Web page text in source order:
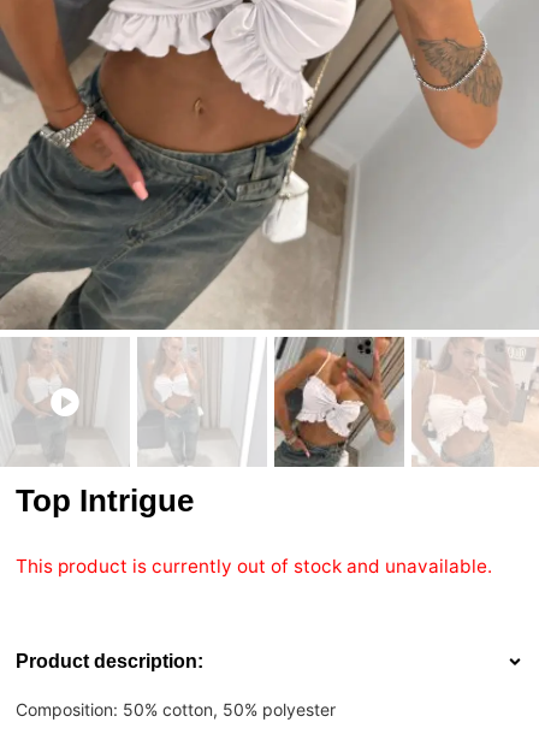
Top Intrigue
This product is currently out of stock and unavailable.
Product description:
Composition: 50% cotton, 50% polyester